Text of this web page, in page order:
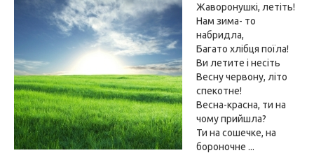
Жаворонушкі, летіть!
Нам зима- то
набридла,
Багато хлібця поїла!
Ви летите і несіть
Весну червону, літо
спекотне!
Весна-красна, ти на
чому прийшла?
Ти на сошечке, на
бороночне ...